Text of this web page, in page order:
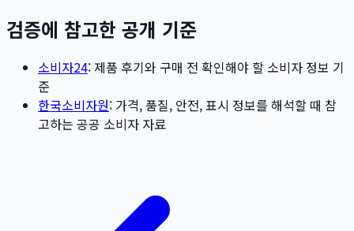
검증에 참고한 공개 기준
소비자24: 제품 후기와 구매 전 확인해야 할 소비자 정보 기
준
한국소비자원: 가격, 품질, 안전, 표시 정보를 해석할 때 참
고하는 공공 소비자 자료